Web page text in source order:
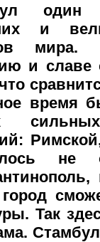
и
мира.
и славе
время
город
Так